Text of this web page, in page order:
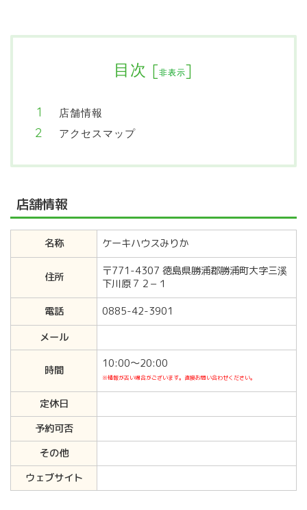
目次 [非表示]
店舗情報
アクセスマップ
店舗情報
名称 ケーキハウスみりか
住所
〒771-4307 徳島県勝浦郡勝浦町大字三溪
下川原７２−１
電話
0885-42-3901
メール
時間 10:00〜20:00
※情報が古い場合がございます。直接お問い合わせください。
定休日
予約可否
その他
ウェブサイト